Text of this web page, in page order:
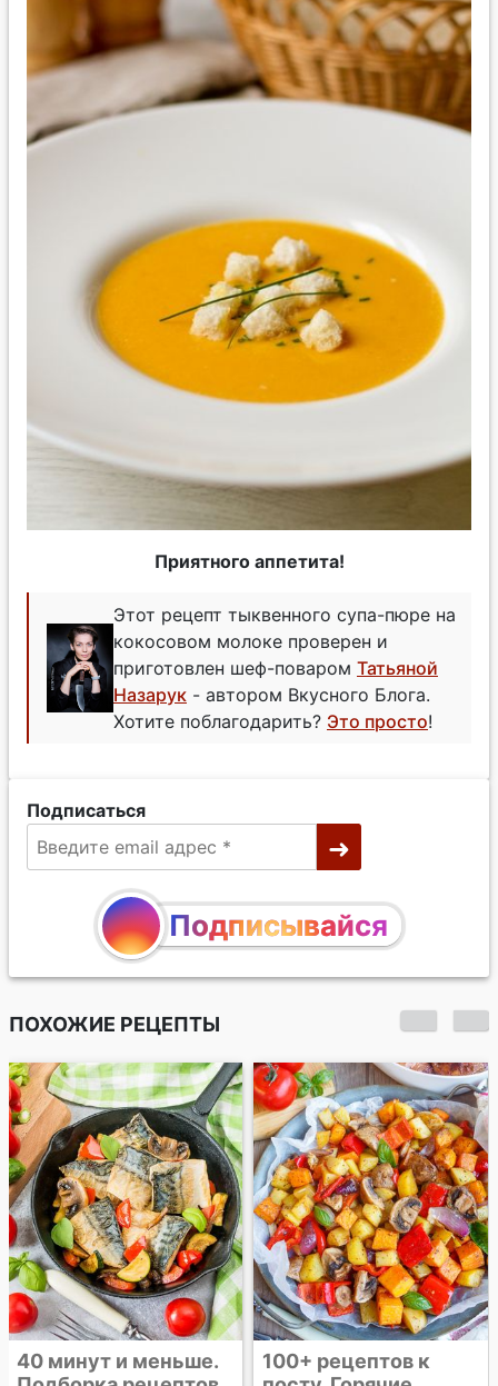
Приятного аппетита!
Этот рецепт тыквенного супа-пюре на
кокосовом молоке проверен и
приготовлен шеф-поваром Татьяной
Назарук - автором Вкусного Блога.
Хотите поблагодарить? Это просто!
Подписаться
Подписывайся
ПОХОЖИЕ РЕЦЕПТЫ
100+ рецептов к
Карри из тыквы на
кокосовом молоке